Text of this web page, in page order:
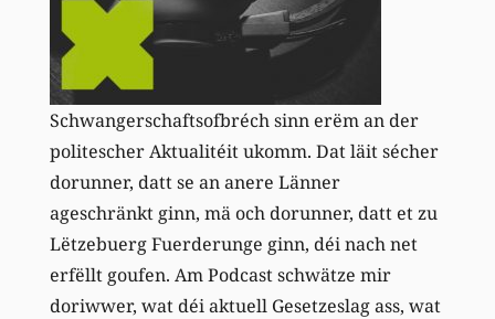
Schwangerschaftsofbréch sinn erëm an der
politescher Aktualitéit ukomm. Dat läit sécher
dorunner, datt se an anere Länner
ageschränkt ginn, mä och dorunner, datt et zu
Lëtzebuerg Fuerderunge ginn, déi nach net
erfëllt goufen. Am Podcast schwätze mir
doriwwer, wat déi aktuell Gesetzeslag ass, wat